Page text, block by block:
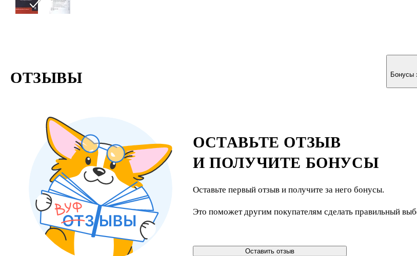
ОТЗЫВЫ Бонусы
ОСТАВЬТЕ ОТЗЫВ
И ПОЛУЧИТЕ БОНУСЫ
Оставьте первый отзыв и получите за него бонусы.
Это поможет другим покупателям сделать правильный
Оставить отзыв